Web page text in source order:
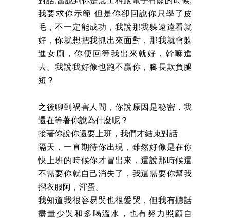
我要求你示範 但是你卻回說你只學了皮
毛，不一定能成功，我說那我躲遠遠看就
好，你就想把我抓出來面對，那我就會躲
進女廁，你便回等我出來就好，幹嘛進
去。我說我好像也跑不贏你，腳長欺負腿
短？
之後聊到禍害人間，你說原因是秘密，我
還在等著你說為什麼呢？
接著你說你還要上班，我們才結束對話
隔天，一直期待你出現，雖然好像是在你
快上班的時候你才冒出來，還說那時候還
不需要你就自己消失了，我還需要你幫我
摺衣服阿，渾蛋。
我知道我很容易哭也很愛哭，但我有聽話
盡量少哭和多喝溫水，也有努力照顧自